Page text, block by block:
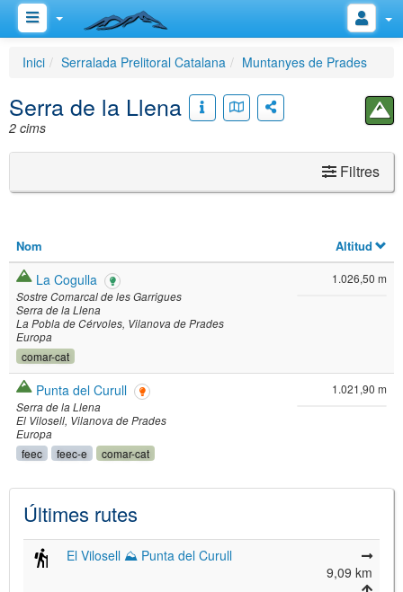
Inici Serralada Prelitoral Catalana Muntanyes de Prades
Serra de la Llena
2 cims
Filtres
Nom Altitud
La Cogulla
Sostre Comarcal de les Garrigues
Serra de la Llena
La Pobla de Cérvoles Vilanova de Prades
Europa
comar-cat
1.026,50 m
Punta del Curull
Serra de la Llena
El Vilosell Vilanova de Prades
Europa
feec feec-e comar-cat
1.021,90 m
Últimes rutes
El Vilosell ⛰ Punta del Curull
9,09 km